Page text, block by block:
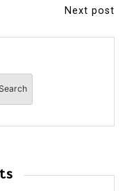
Next post
Search